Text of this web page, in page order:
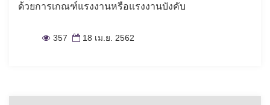
ด้วยการเกณฑ์แรงงานหรือแรงงานบังคับ
357 18 เม.ย. 2562